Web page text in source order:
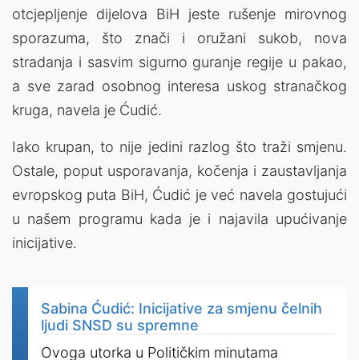
otcjepljenje dijelova BiH jeste rušenje mirovnog
sporazuma, što znači i oružani sukob, nova
stradanja i sasvim sigurno guranje regije u pakao,
a sve zarad osobnog interesa uskog stranačkog
kruga, navela je Ćudić.
Iako krupan, to nije jedini razlog što traži smjenu.
Ostale, poput usporavanja, kočenja i zaustavljanja
evropskog puta BiH, Ćudić je već navela gostujući
u našem programu kada je i najavila upućivanje
inicijative.
Sabina Ćudić: Inicijative za smjenu čelnih
ljudi SNSD su spremne
Ovoga utorka u Političkim minutama